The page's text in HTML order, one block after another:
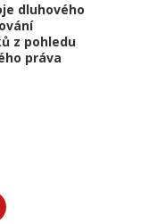
dluhového
z pohledu
práva